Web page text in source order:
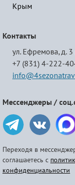
Крым
Контакты
ул. Ефремова, д.
+7 (831) 4-222-
Мессенджеры /
Переходя в
соглашаетесь с
конфиденциальности